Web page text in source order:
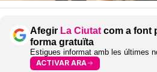
Afegir La Ciutat com a font
forma gratuïta
Estigues informat amb les últimes
ACTIVAR ARA